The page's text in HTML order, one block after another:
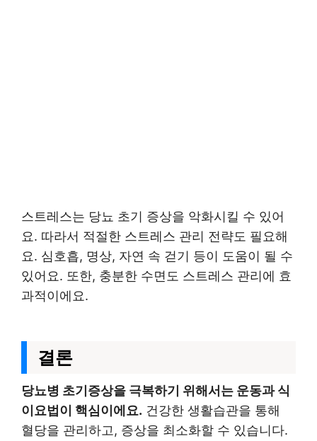
스트레스는 당뇨 초기 증상을 악화시킬 수 있어
요. 따라서 적절한 스트레스 관리 전략도 필요해
요. 심호흡, 명상, 자연 속 걷기 등이 도움이 될 수
있어요. 또한, 충분한 수면도 스트레스 관리에 효
과적이에요.
결론
당뇨병 초기증상을 극복하기 위해서는 운동과 식
이요법이 핵심이에요. 건강한 생활습관을 통해
혈당을 관리하고, 증상을 최소화할 수 있습니다.